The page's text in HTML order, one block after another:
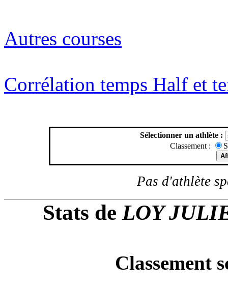
Autres courses
Corrélation temps Half et
Sélectionner un athlète :
Classement :
Pas d'athlète
Stats de LOY
Classement